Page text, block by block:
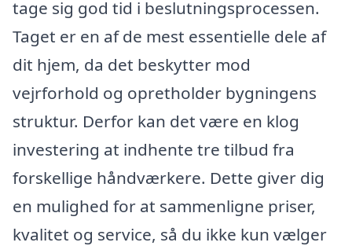
tage sig god tid i beslutningsprocessen.
Taget er en af de mest essentielle dele af
dit hjem, da det beskytter mod
vejrforhold og opretholder bygningens
struktur. Derfor kan det være en klog
investering at indhente tre tilbud fra
forskellige håndværkere. Dette giver dig
en mulighed for at sammenligne priser,
kvalitet og service, så du ikke kun vælger